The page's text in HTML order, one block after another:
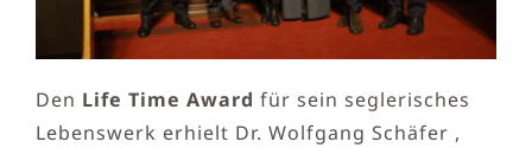
Den Life Time Award für sein seglerisches
Lebenswerk erhielt Dr. Wolfgang Schäfer ,